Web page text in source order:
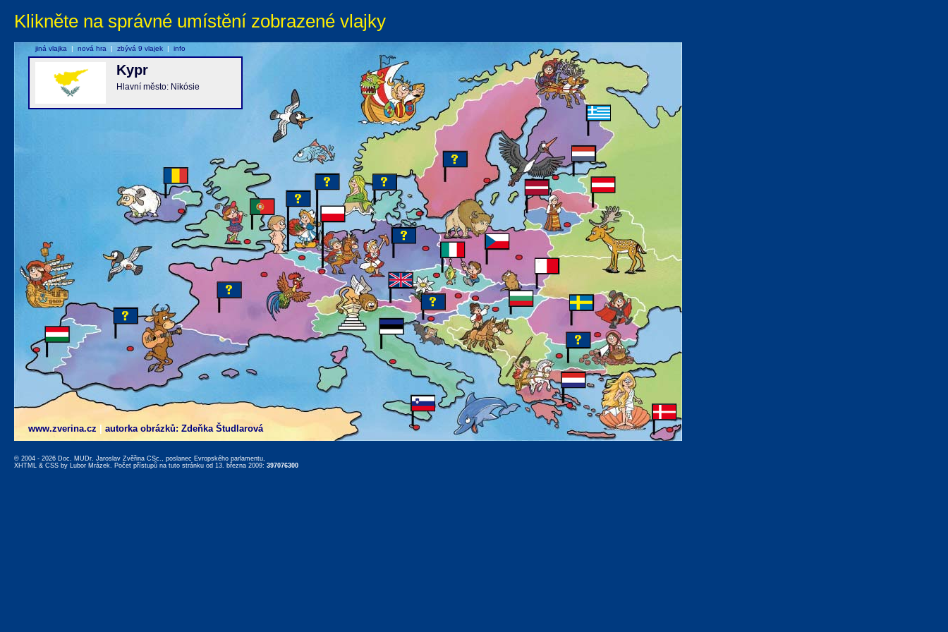
Klikněte na správné umístění zobrazené vlajky
www.zverina.cz autorka obrázků: Zdeňka Študlarová
Kypr
Hlavní město: Nikósie
jiná vlajka | nová hra | zbývá 9 vlajek | info
© 2004 - 2026 Doc. MUDr. Jaroslav Zvěřina CSc., poslanec Evropského parlamentu,
XHTML & CSS by Lubor Mrázek. Počet přístupů na tuto stránku od 13. března 2009: 397076300